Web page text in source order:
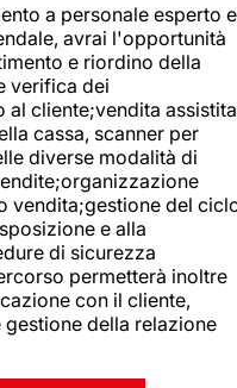
a personale esperto e
avrai l'opportunità
e riordino della
verifica dei
al cliente;vendita assistita
cassa, scanner per
diverse modalità di
vendita;gestione del
e alla
di sicurezza
permetterà inoltre
con il cliente,
della relazione